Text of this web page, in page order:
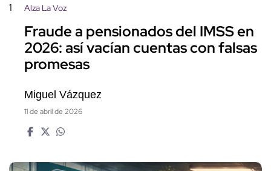
1 Alza La Voz
Fraude a pensionados del IMSS en
2026: así vacían cuentas con falsas
promesas
Miguel Vázquez
11 de abril de 2026